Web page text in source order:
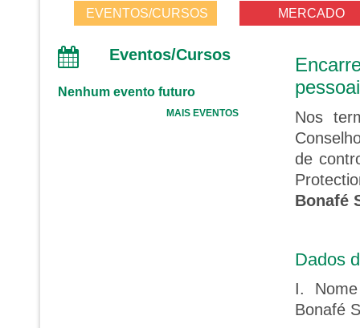
EVENTOS/CURSOS MERCADO
Eventos/Cursos
Nenhum evento futuro
MAIS EVENTOS
Nos
de
Bonafé
Dados
I.
Bonafé